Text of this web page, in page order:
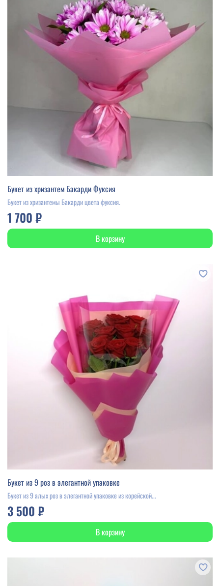
Букет из хризантем Бакарди Фуксия
Букет из хризантемы Бакарди цвета фуксия.
1 700 ₽
В корзину
Букет из 9 роз в элегантной упаковке
Букет из 9 алых роз в элегантной упаковке из корейской...
3 500 ₽
В корзину